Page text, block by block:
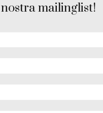
mailinglist!